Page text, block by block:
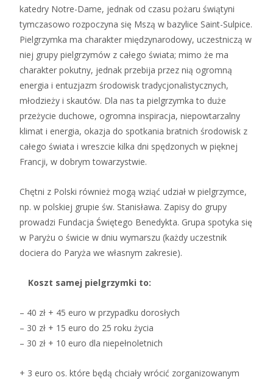
katedry Notre-Dame, jednak od czasu pożaru świątyni
tymczasowo rozpoczyna się Mszą w bazylice Saint-Sulpice.
Pielgrzymka ma charakter międzynarodowy, uczestniczą w
niej grupy pielgrzymów z całego świata; mimo że ma
charakter pokutny, jednak przebija przez nią ogromną
energia i entuzjazm środowisk tradycjonalistycznych,
młodzieży i skautów. Dla nas ta pielgrzymka to duże
przeżycie duchowe, ogromna inspiracja, niepowtarzalny
klimat i energia, okazja do spotkania bratnich środowisk z
całego świata i wreszcie kilka dni spędzonych w pięknej
Francji, w dobrym towarzystwie.
Chętni z Polski również mogą wziąć udział w pielgrzymce,
np. w polskiej grupie św. Stanisława. Zapisy do grupy
prowadzi Fundacja Świętego Benedykta. Grupa spotyka się
w Paryżu o świcie w dniu wymarszu (każdy uczestnik
dociera do Paryża we własnym zakresie).
Koszt samej pielgrzymki to:
– 40 zł + 45 euro w przypadku dorosłych
– 30 zł + 15 euro do 25 roku życia
– 30 zł + 10 euro dla niepełnoletnich
+ 3 euro os. które będą chciały wrócić zorganizowanym